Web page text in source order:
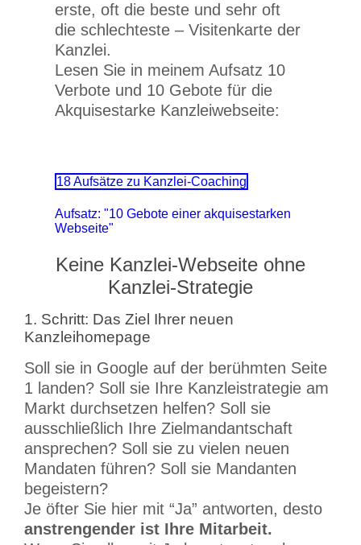
erste, oft die beste und sehr oft
die schlechteste – Visitenkarte der
Kanzlei.
Lesen Sie in meinem Aufsatz 10
Verbote und 10 Gebote für die
Akquisestarke Kanzleiwebseite:
18 Aufsätze zu Kanzlei-Coaching
Aufsatz: "10 Gebote einer akquisestarken
Webseite"
Keine Kanzlei-Webseite ohne
Kanzlei-Strategie
1. Schritt: Das Ziel Ihrer neuen
Kanzleihomepage
Soll sie in Google auf der berühmten Seite
1 landen? Soll sie Ihre Kanzleistrategie am
Markt durchsetzen helfen? Soll sie
ausschließlich Ihre Zielmandantschaft
ansprechen? Soll sie zu vielen neuen
Mandaten führen? Soll sie Mandanten
begeistern?
Je öfter Sie hier mit “Ja” antworten, desto
anstrengender ist Ihre Mitarbeit.